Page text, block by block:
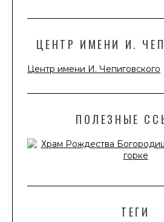
ЦЕНТР ИМЕНИ И.
Центр имени И. Чепиговского
ПОЛЕЗНЫЕ
ТЕГИ